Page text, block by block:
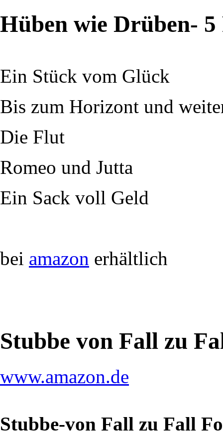
Hüben wie Drüben-
Ein Stück vom Glück
Bis zum Horizont und
Die Flut
Romeo und Jutta
Ein Sack voll Geld
bei amazon erhältlich
Stubbe von Fall zu
www.amazon.de
Stubbe-von Fall zu Fall